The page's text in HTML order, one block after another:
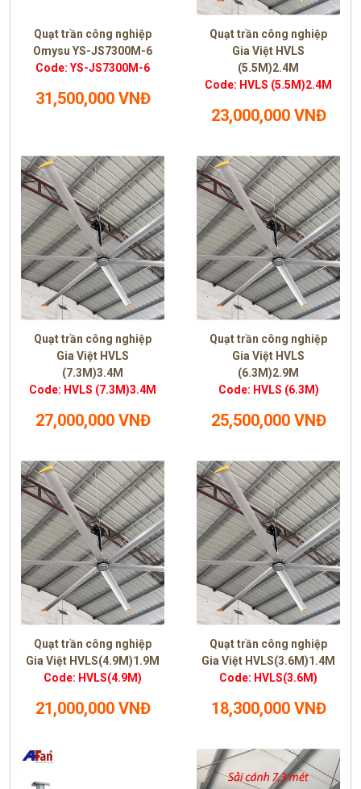
Quạt trần công nghiệp
Omysu YS-JS7300M-6
Code: YS-JS7300M-6
31,500,000 VNĐ
Quạt trần công nghiệp
Gia Việt HVLS
(5.5M)2.4M
Code: HVLS (5.5M)2.4M
23,000,000 VNĐ
Quạt trần công nghiệp
Gia Việt HVLS
(7.3M)3.4M
Code: HVLS (7.3M)3.4M
27,000,000 VNĐ
Quạt trần công nghiệp
Gia Việt HVLS
(6.3M)2.9M
Code: HVLS (6.3M)
25,500,000 VNĐ
Quạt trần công nghiệp
Gia Việt HVLS(4.9M)1.9M
Code: HVLS(4.9M)
21,000,000 VNĐ
Quạt trần công nghiệp
Gia Việt HVLS(3.6M)1.4M
Code: HVLS(3.6M)
18,300,000 VNĐ